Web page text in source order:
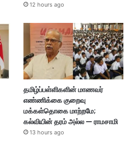
12 hours ago
தமிழ்ப்பள்ளிகளின் மாணவர்
எண்ணிக்கை குறைவு
மக்கள்தொகை மாற்றமே;
கல்வியின் தரம் அல்ல — ராமசாமி
13 hours ago